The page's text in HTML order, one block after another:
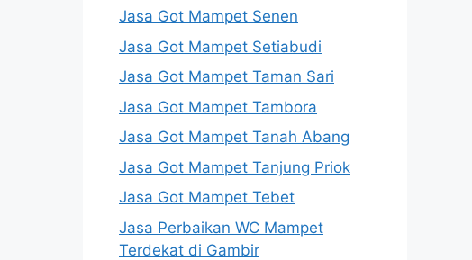
Jasa Got Mampet Senen
Jasa Got Mampet Setiabudi
Jasa Got Mampet Taman Sari
Jasa Got Mampet Tambora
Jasa Got Mampet Tanah Abang
Jasa Got Mampet Tanjung Priok
Jasa Got Mampet Tebet
Jasa Perbaikan WC Mampet
Terdekat di Gambir